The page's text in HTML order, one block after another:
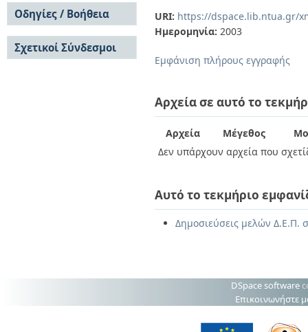
URI: https://dspace.lib.ntua.gr/
Ημερομηνία: 2003
Εμφάνιση πλήρους εγγραφής
Αρχεία σε αυτό το
Αρχεία Μέγεθος
Δεν υπάρχουν αρχεία που
Αυτό το τεκμήριο
Δημοσιεύσεις μελών Δ.Ε.Π.
Ανά Ημερομηνία
Έκδοσης
Συγγραφείς
Τίτλοι
Θέματα
Εγγραφή
Οδηγίες / Βοήθεια
Οδηγίες Υποβολής
Οδηγίες Χρήσης ΙΑ
Συχνές Ερωτήσεις
Σχετικοί Σύνδεσμοι
DSpace software
Επικοινωνήστε